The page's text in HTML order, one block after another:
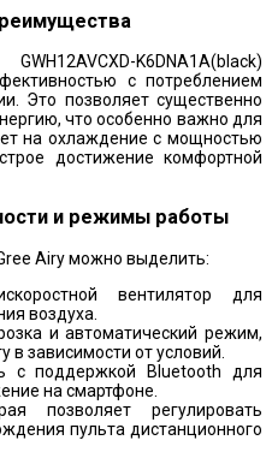
K6DNA1A(black)
с потреблением
Это позволяет существенно
что особенно важно для
на охлаждение с мощностью
достижение комфортной
и режимы работы
Airy можно выделить:
вентилятор для
воздуха.
и автоматический режим,
в зависимости от условий.
с поддержкой Bluetooth для
на смартфоне.
позволяет регулировать
пульта дистанционного